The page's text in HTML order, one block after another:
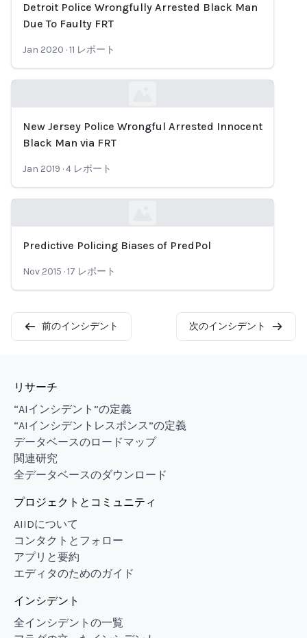
Loading...
Detroit Police Wrongfully Arrested Black Man
Due To Faulty FRT
Jan 2020 ·11 レポート
Loading...
New Jersey Police Wrongful Arrested Innocent
Black Man via FRT
Jan 2019 ·4 レポート
Predictive Policing Biases of PredPol
Nov 2015 ·17 レポート
前のインシデント 次のインシデント
リサーチ
“AIインシデント”の定義
“AIインシデントレスポンス”の定義
データベースのロードマップ
関連研究
全データベースのダウンロード
プロジェクトとコミュニティ
AIIDについて
コンタクトとフォロー
アプリと要約
エディタのためのガイド
インシデント
全インシデントの一覧